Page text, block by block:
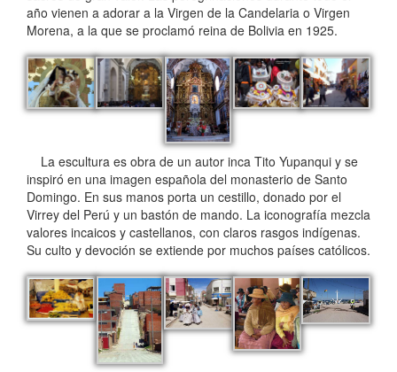
año vienen a adorar a la Virgen de la Candelaria o Virgen
Morena, a la que se proclamó reina de Bolivia en 1925.
La escultura es obra de un autor inca Tito Yupanqui y se
inspiró en una imagen española del monasterio de Santo
Domingo. En sus manos porta un cestillo, donado por el
Virrey del Perú y un bastón de mando. La iconografía mezcla
valores incaicos y castellanos, con claros rasgos indígenas.
Su culto y devoción se extiende por muchos países católicos.